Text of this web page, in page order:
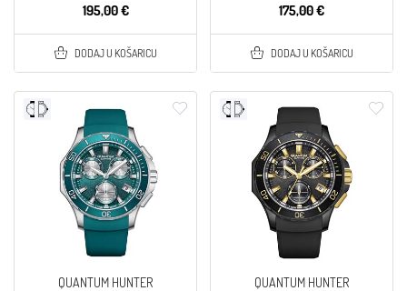
195,00 €
DODAJ U KOŠARICU
175,00 €
DODAJ U KOŠARICU
QUANTUM HUNTER
QUANTUM HUNTER